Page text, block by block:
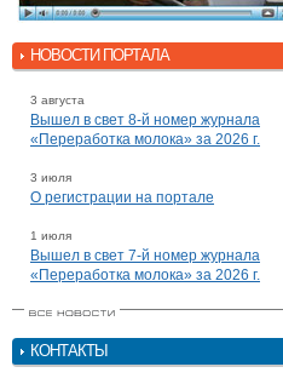
НОВОСТИ ПОРТАЛА
3 августа
Вышел в свет 8-й номер журнала
«Переработка молока» за 2026 г.
3 июля
О регистрации на портале
1 июля
Вышел в свет 7-й номер журнала
«Переработка молока» за 2026 г.
КОНТАКТЫ